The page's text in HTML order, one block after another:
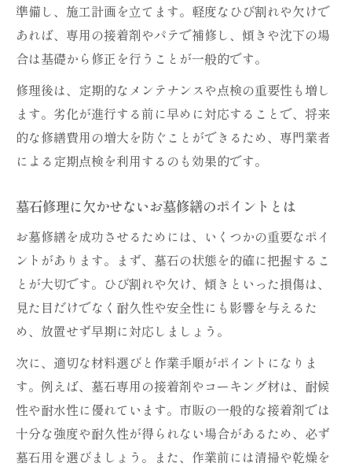
お墓修繕に役立つ墓石修理ＤＩＹの安全対
策
墓石修理に必要な道具とお墓修繕の工程を
紹介
お墓修繕における墓石修理の接着剤活用術
墓石修理でお墓修繕を成功させるポイント
墓石修理diyで費用を抑えるコツを紹介
お墓修繕を安くする墓石修理ＤＩＹの工夫
方法
お墓修繕で使える墓石修理の節約アイデア
墓石修理ＤＩＹ成功のためのお墓修繕ポイ
お墓修繕と墓石修理の費用比較と節約術
お墓の補修時期と修理費用の見極め方
お墓修繕の適切なタイミングと墓石修理費
用の目安
準備し、施工計画を立てます。軽度なひび割れや欠けで
あれば、専用の接着剤やパテで補修し、傾きや沈下の場
合は基礎から修正を行うことが一般的です。
修理後は、定期的なメンテナンスや点検の重要性も増し
ます。劣化が進行する前に早めに対応することで、将来
的な修繕費用の増大を防ぐことができるため、専門業者
による定期点検を利用するのも効果的です。
墓石修理に欠かせないお墓修繕のポイントとは
お墓修繕を成功させるためには、いくつかの重要なポイ
ントがあります。まず、墓石の状態を的確に把握するこ
とが大切です。ひび割れや欠け、傾きといった損傷は、
見た目だけでなく耐久性や安全性にも影響を与えるた
め、放置せず早期に対応しましょう。
次に、適切な材料選びと作業手順がポイントになりま
す。例えば、墓石専用の接着剤やコーキング材は、耐候
性や耐水性に優れています。市販の一般的な接着剤では
十分な強度や耐久性が得られない場合があるため、必ず
墓石用を選びましょう。また、作業前には清掃や乾燥を